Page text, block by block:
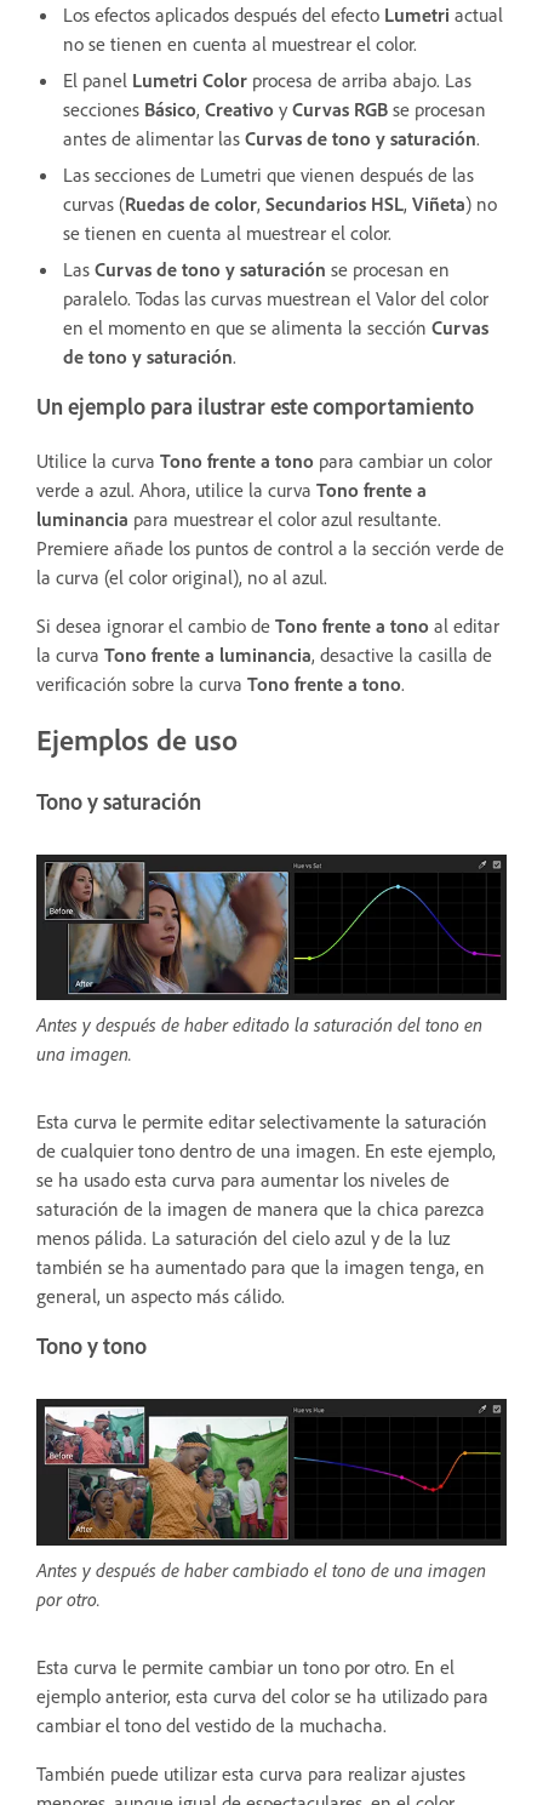
Los efectos aplicados después del efecto Lumetri actual
no se tienen en cuenta al muestrear el color.
El panel Lumetri Color procesa de arriba abajo. Las
secciones Básico, Creativo y Curvas RGB se procesan
antes de alimentar las Curvas de tono y saturación.
Las secciones de Lumetri que vienen después de las
curvas (Ruedas de color, Secundarios HSL, Viñeta) no
se tienen en cuenta al muestrear el color.
Las Curvas de tono y saturación se procesan en
paralelo. Todas las curvas muestrean el Valor del color
en el momento en que se alimenta la sección Curvas
de tono y saturación.
Un ejemplo para ilustrar este comportamiento
Utilice la curva Tono frente a tono para cambiar un color
verde a azul. Ahora, utilice la curva Tono frente a
luminancia para muestrear el color azul resultante.
Premiere añade los puntos de control a la sección verde de
la curva (el color original), no al azul.
Si desea ignorar el cambio de Tono frente a tono al editar
la curva Tono frente a luminancia, desactive la casilla de
verificación sobre la curva Tono frente a tono.
Ejemplos de uso
Tono y saturación
Antes y después de haber editado la saturación del tono en
una imagen.
Esta curva le permite editar selectivamente la saturación
de cualquier tono dentro de una imagen. En este ejemplo,
se ha usado esta curva para aumentar los niveles de
saturación de la imagen de manera que la chica parezca
menos pálida. La saturación del cielo azul y de la luz
también se ha aumentado para que la imagen tenga, en
general, un aspecto más cálido.
Tono y tono
Antes y después de haber cambiado el tono de una imagen
por otro.
Esta curva le permite cambiar un tono por otro. En el
ejemplo anterior, esta curva del color se ha utilizado para
cambiar el tono del vestido de la muchacha.
También puede utilizar esta curva para realizar ajustes